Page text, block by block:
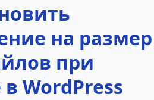
на размер
при
в WordPress